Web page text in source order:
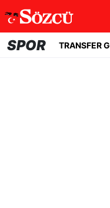
SPOR TRANSFER